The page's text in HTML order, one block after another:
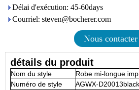
Délai d'exécution: 45-60days
Courriel: steven@bocherer.com
Nous contacter
détails du produit
Nom du style
Robe mi-longue
Numéro de style
AGWX-D20013black